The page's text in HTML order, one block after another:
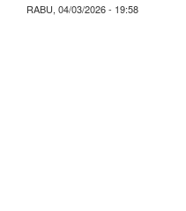
RABU, 04/03/2026 - 19:58